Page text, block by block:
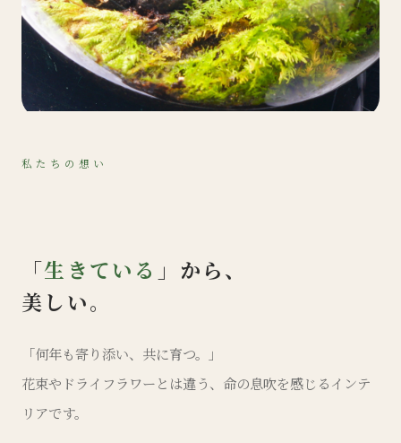
私たちの想い
「生きている 」から、
美しい。
「何年も寄り添い、共に育つ。」
花束やドライフラワーとは違う、命の息吹を感じるインテ
リアです。